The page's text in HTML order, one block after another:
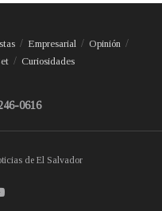
Empresarial
Opinión
Curiosidades
0616
de El Salvador